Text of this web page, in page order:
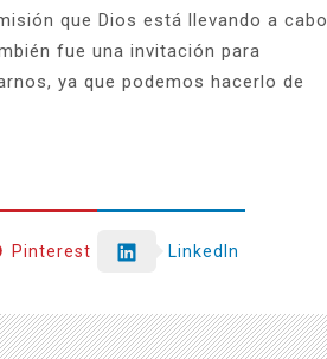
que Dios está llevando a cabo
fue una invitación para
ya que podemos hacerlo de
Pinterest LinkedIn